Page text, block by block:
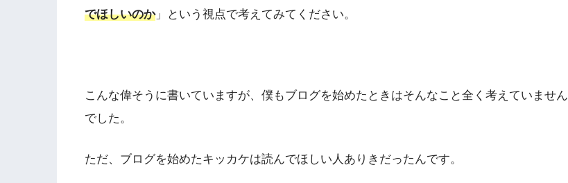
でほしいのか」という視点で考えてみてください。
こんな偉そうに書いていますが、僕もブログを始めたときはそんなこと全く考えていません
でした。
ただ、ブログを始めたキッカケは読んでほしい人ありきだったんです。